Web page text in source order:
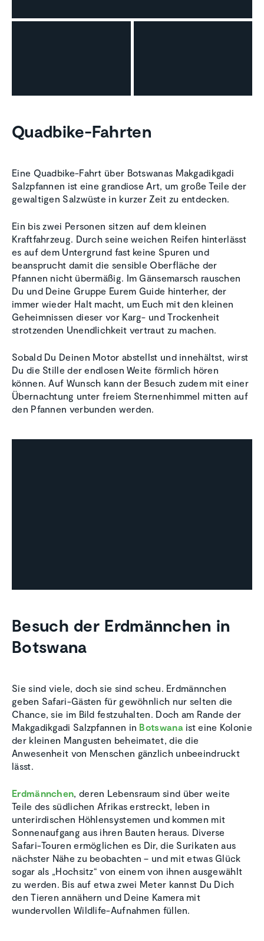
Quadbike-Fahrten
Eine Quadbike-Fahrt über Botswanas Makgadikgadi
Salzpfannen ist eine grandiose Art, um große Teile der
gewaltigen Salzwüste in kurzer Zeit zu entdecken.
Ein bis zwei Personen sitzen auf dem kleinen
Kraftfahrzeug. Durch seine weichen Reifen hinterlässt
es auf dem Untergrund fast keine Spuren und
beansprucht damit die sensible Oberfläche der
Pfannen nicht übermäßig. Im Gänsemarsch rauschen
Du und Deine Gruppe Eurem Guide hinterher, der
immer wieder Halt macht, um Euch mit den kleinen
Geheimnissen dieser vor Karg- und Trockenheit
strotzenden Unendlichkeit vertraut zu machen.
Sobald Du Deinen Motor abstellst und innehältst, wirst
Du die Stille der endlosen Weite förmlich hören
können. Auf Wunsch kann der Besuch zudem mit einer
Übernachtung unter freiem Sternenhimmel mitten auf
den Pfannen verbunden werden.
Besuch der Erdmännchen in
Botswana
Sie sind viele, doch sie sind scheu. Erdmännchen
geben Safari-Gästen für gewöhnlich nur selten die
Chance, sie im Bild festzuhalten. Doch am Rande der
Makgadikgadi Salzpfannen in Botswana ist eine Kolonie
der kleinen Mangusten beheimatet, die die
Anwesenheit von Menschen gänzlich unbeeindruckt
lässt.
Erdmännchen , deren Lebensraum sind über weite
Teile des südlichen Afrikas erstreckt, leben in
unterirdischen Höhlensystemen und kommen mit
Sonnenaufgang aus ihren Bauten heraus. Diverse
Safari-Touren ermöglichen es Dir, die Surikaten aus
nächster Nähe zu beobachten – und mit etwas Glück
sogar als „Hochsitz“ von einem von ihnen ausgewählt
zu werden. Bis auf etwa zwei Meter kannst Du Dich
den Tieren annähern und Deine Kamera mit
wundervollen Wildlife-Aufnahmen füllen.